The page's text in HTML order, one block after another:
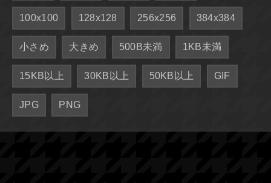
100x100 128x128 256x256 384x384
小さめ 大きめ 500B未満 1KB未満
15KB以上 30KB以上 50KB以上 GIF
JPG PNG